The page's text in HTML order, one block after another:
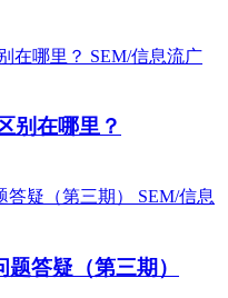
SEM/信息流广
别在哪里？
SEM/信息
答疑（第三期）